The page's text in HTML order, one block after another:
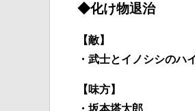
◆化け物退治
【敵】
・武士とイノシシのハ
【味方】
・坂本塔太郎